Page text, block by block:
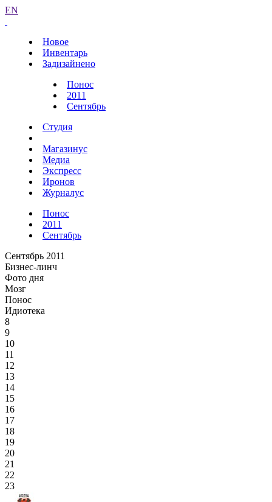
EN
Новое
Инвентарь
Задизайнено
Понос
2011
Сентябрь
Студия
Магазинус
Медиа
Экспресс
Иронов
Журналус
Понос
2011
Сентябрь
Сентябрь 2011
Бизнес-линч
Фото дня
Мозг
Понос
Идиотека
8
9
10
11
12
13
14
15
16
17
18
19
20
21
22
23